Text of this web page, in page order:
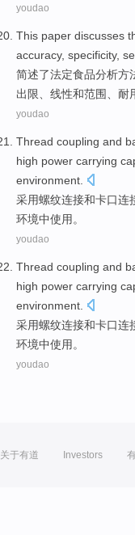
youdao
This paper discusses
accuracy, specificity,
简述了法定食品分析方
出限、 线性和范围 耐
youdao
Thread coupling and
high power carrying
environment
采用螺纹连接和卡口连
环境中使用。
youdao
Thread coupling and
high power carrying
environment
采用螺纹连接和卡口连
环境中使用。
youdao
关于有道 Investors